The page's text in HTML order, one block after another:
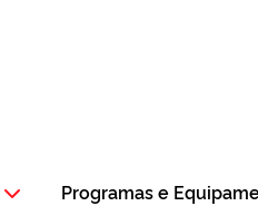
Programas e